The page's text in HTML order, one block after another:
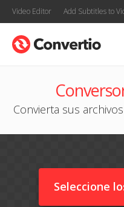
Video Editor Add Subtitles to
Convierta sus
Seleccione